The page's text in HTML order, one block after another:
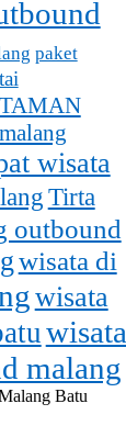
paket
TAMAN
wisata
Tirta
outbound
wisata di
wisata
wisata
malang
Batu